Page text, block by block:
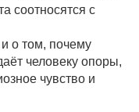
соотносятся с
о том, почему
человеку опоры,
чувство и